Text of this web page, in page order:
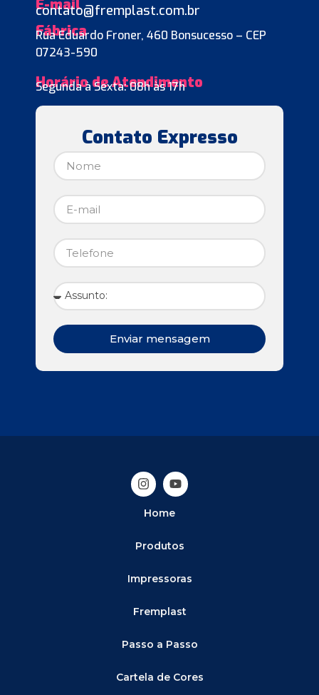
E-mail
contato@fremplast.com.br
Fábrica
Rua Eduardo Froner, 460 Bonsucesso – CEP
07243-590
Horário de Atendimento
Segunda à Sexta: 08h às 17h
Contato Expresso
Enviar mensagem
Home
Produtos
Impressoras
Fremplast
Passo a Passo
Cartela de Cores